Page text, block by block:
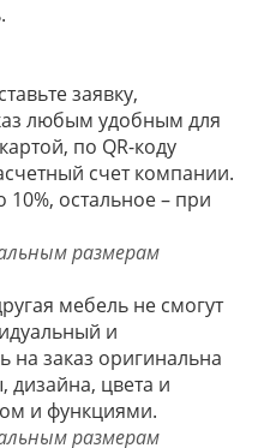
заявку,
любым удобным для
по QR-коду
счет компании.
10%, остальное – при
мебель не смогут
и
на заказ оригинальна
дизайна, цвета и
и функциями.